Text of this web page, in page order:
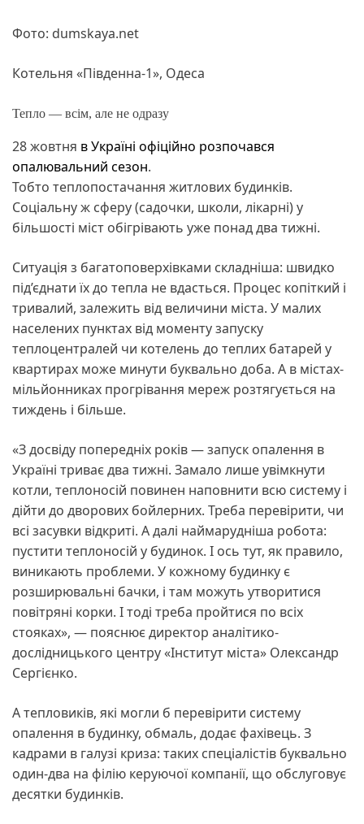
Фото: dumskaya.net
Котельня «Південна-1», Одеса
Тепло — всім, але не одразу
28 жовтня в Україні офіційно розпочався
опалювальний сезон.
Тобто теплопостачання житлових будинків.
Соціальну ж сферу (садочки, школи, лікарні) у
більшості міст обігрівають уже понад два тижні.
Ситуація з багатоповерхівками складніша: швидко
під’єднати їх до тепла не вдасться. Процес копіткий і
тривалий, залежить від величини міста. У малих
населених пунктах від моменту запуску
теплоцентралей чи котелень до теплих батарей у
квартирах може минути буквально доба. А в містах-
мільйонниках прогрівання мереж розтягується на
тиждень і більше.
«З досвіду попередніх років — запуск опалення в
Україні триває два тижні. Замало лише увімкнути
котли, теплоносій повинен наповнити всю систему і
дійти до дворових бойлерних. Треба перевірити, чи
всі засувки відкриті. А далі наймарудніша робота:
пустити теплоносій у будинок. І ось тут, як правило,
виникають проблеми. У кожному будинку є
розширювальні бачки, і там можуть утворитися
повітряні корки. І тоді треба пройтися по всіх
стояках», — пояснює директор аналітико-
дослідницького центру «Інститут міста» Олександр
Сергієнко.
А тепловиків, які могли б перевірити систему
опалення в будинку, обмаль, додає фахівець. З
кадрами в галузі криза: таких спеціалістів буквально
один-два на філію керуючої компанії, що обслуговує
десятки будинків.